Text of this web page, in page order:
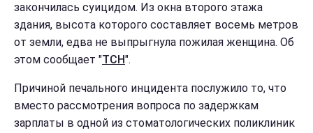
закончилась суицидом. Из окна второго этажа
здания, высота которого составляет восемь метров
от земли, едва не выпрыгнула пожилая женщина. Об
этом сообщает "ТСН".
Причиной печального инцидента послужило то, что
вместо рассмотрения вопроса по задержкам
зарплаты в одной из стоматологических поликлиник